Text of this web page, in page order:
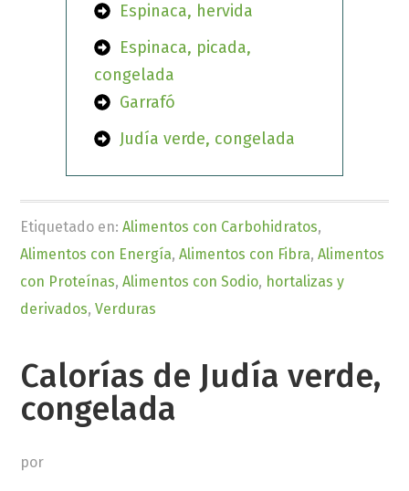
Espinaca, hervida
Espinaca, picada,
congelada
Garrafó
Judía verde, congelada
Etiquetado en:Alimentos con Carbohidratos,
Alimentos con Energía,Alimentos con Fibra,Alimentos
con Proteínas,Alimentos con Sodio, hortalizas y
derivados,Verduras
Calorías de Judía verde,
congelada
por